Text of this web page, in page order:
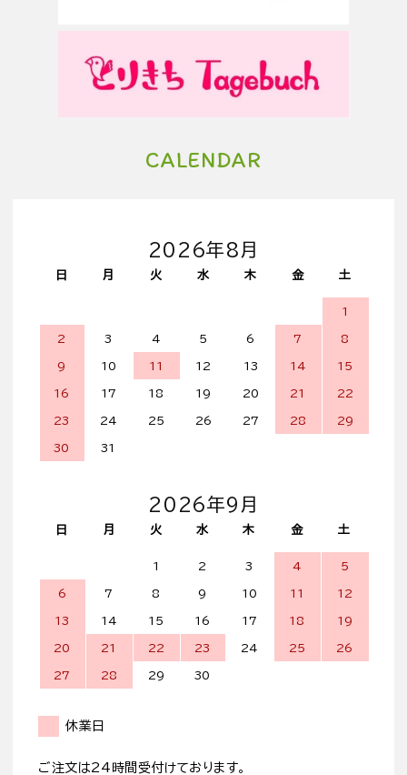
CALENDAR
2026年8月
日 月 火 水 木 金 土
1
2 3 4 5 6 7 8
9 10 11 12 13 14 15
16 17 18 19 20 21 22
23 24 25 26 27 28 29
30 31
2026年9月
日 月 火 水 木 金 土
1 2 3 4 5
6 7 8 9 10 11 12
13 14 15 16 17 18 19
20 21 22 23 24 25 26
27 28 29 30
休業日
ご注文は24時間受付けております。